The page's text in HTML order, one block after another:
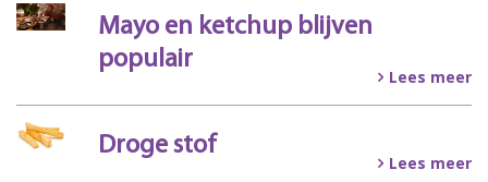
Mayo en ketchup blijven
populair
Lees meer
Droge stof
Lees meer